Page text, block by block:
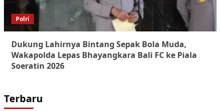
Polri
Dukung Lahirnya Bintang Sepak Bola Muda,
Wakapolda Lepas Bhayangkara Bali FC ke Piala
Soeratin 2026
Terbaru